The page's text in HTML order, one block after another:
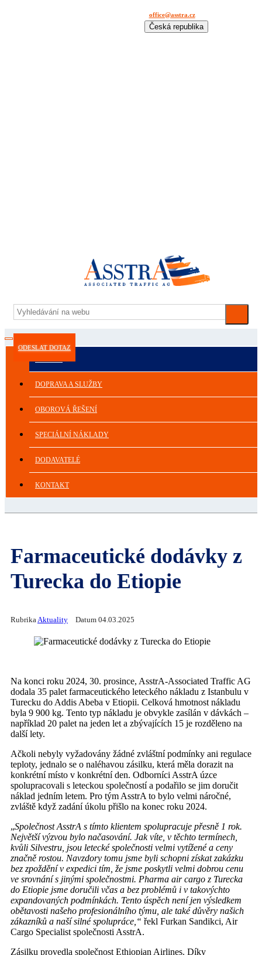
office@asstra.cz
Česká republika
DOPRAVA A SLUŽBY
OBOROVÁ ŘEŠENÍ
SPECIÁLNÍ NÁKLADY
DODAVATELÉ
KONTAKT
ODESLAT DOTAZ
Farmaceutické dodávky z
Turecka do Etiopie
RubrikaAktuality Datum 04.03.2025
Na konci roku 2024, 30. prosince, AsstrA-Associated Traffic AG
dodala 35 palet farmaceutického leteckého nákladu z Istanbulu v
Turecku do Addis Abeba v Etiopii. Celková hmotnost nákladu
byla 9 900 kg. Tento typ nákladu je obvykle zasílán v dávkách –
například 20 palet na jeden let a zbývajících 15 je rozděleno na
další lety.
Ačkoli nebyly vyžadovány žádné zvláštní podmínky ani regulace
teploty, jednalo se o naléhavou zásilku, která měla dorazit na
konkrétní místo v konkrétní den. Odborníci AsstrA úzce
spolupracovali s leteckou společností a podařilo se jim doručit
náklad jedním letem. Pro tým AsstrA to bylo velmi náročné,
zvláště když zadání úkolu přišlo na konec roku 2024.
„Společnost AsstrA s tímto klientem spolupracuje přesně 1 rok.
Největší výzvou bylo načasování. Jak víte, v těchto termínech,
kvůli Silvestru, jsou letecké společnosti velmi vytížené a ceny
značně rostou. Navzdory tomu jsme byli schopni získat zakázku
bez zpoždění v expedici tím, že jsme poskytli velmi dobrou cenu
ve srovnání s jinými společnostmi. Pharma air cargo z Turecka
do Etiopie jsme doručili včas a bez problémů i v takovýchto
expandovaných podmínkách. Tento úspěch není jen výsledkem
obětavosti našeho profesionálního týmu, ale také důvěry našich
zákazníků a naší silné spolupráce,“ řekl Furkan Sandikci, Air
Cargo Specialist společnosti AsstrA.
Zásilku provedla společnost Ethiopian Airlines. Díky